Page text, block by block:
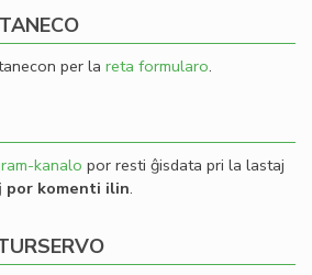
per la reta formularo.
kanalo por resti ĝisdata pri la lastaj
por komenti ilin.